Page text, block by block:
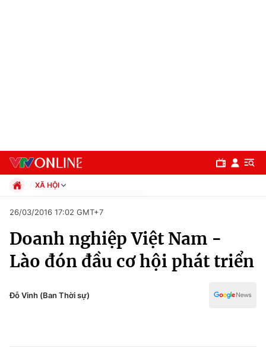
Chuyên mục
Chính trị
XÃ HỘI
Xã hội
Pháp luật
Thể thao
Văn hóa - Giải trí
26/03/2016 17:02 GMT+7
Doanh nghiệp Việt Nam -
Lào đón đầu cơ hội phát triển
Đỗ Vinh (Ban Thời sự)